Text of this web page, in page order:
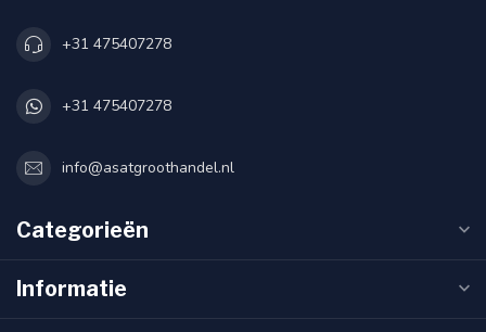
+31 475407278
+31 475407278
info@asatgroothandel.nl
Categorieën
Informatie